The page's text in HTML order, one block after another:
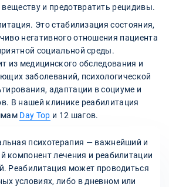
и предотвратить рецидивы.
Это стабилизация состояния,
негативного отношения пациента
социальной среды.
из медицинского обследования и
заболеваний, психологической
адаптации в социуме и
В нашей клинике реабилитация
Day Top и 12 шагов.
психотерапия — важнейший и
компонент лечения и реабилитации
Реабилитация может проводиться
условиях, либо в дневном или